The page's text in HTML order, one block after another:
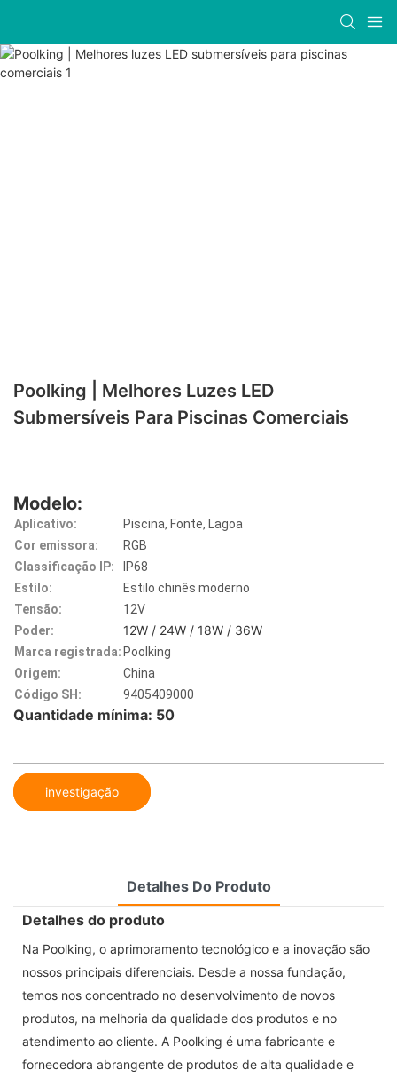
Poolking | Melhores Luzes LED
Submersíveis Para Piscinas Comerciais
Modelo:
Aplicativo:
Piscina, Fonte, Lagoa
Cor emissora:
RGB
Classificação IP:
IP68
Estilo:
Estilo chinês moderno
Tensão:
12V
Poder:
12W / 24W / 18W / 36W
Marca registrada: Poolking
Origem:
China
Código SH:
9405409000
Quantidade mínima: 50
investigação
Detalhes Do Produto
Detalhes do produto
Na Poolking, o aprimoramento tecnológico e a inovação são
nossos principais diferenciais. Desde a nossa fundação,
temos nos concentrado no desenvolvimento de novos
produtos, na melhoria da qualidade dos produtos e no
atendimento ao cliente. A Poolking é uma fabricante e
fornecedora abrangente de produtos de alta qualidade e